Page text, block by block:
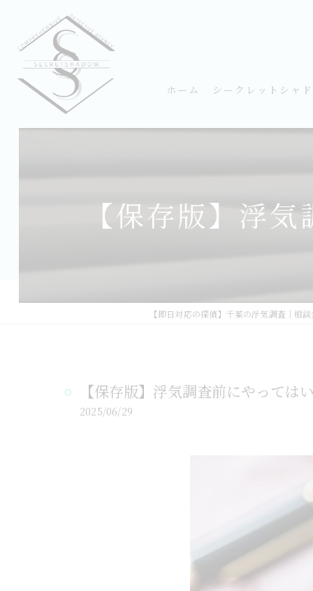
ホーム シークレットシャ
【保存版】浮
【即日対応の探偵】千葉の浮気調査｜相
【保存版】浮気調査前にやっては
2025/06/29